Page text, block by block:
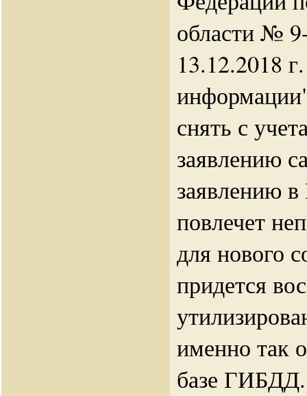
области №
13.12.2018
снять с
заявлению
заявлению
повлечет
для нового
придется
именно так
базе ГИБДД.